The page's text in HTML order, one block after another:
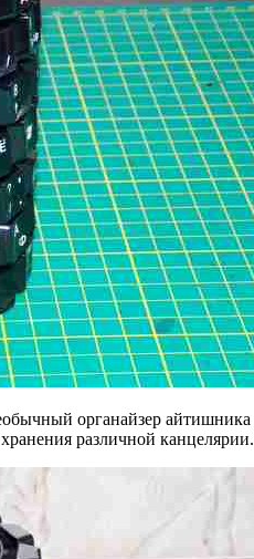
органайзер айтишника
различной канцелярии.